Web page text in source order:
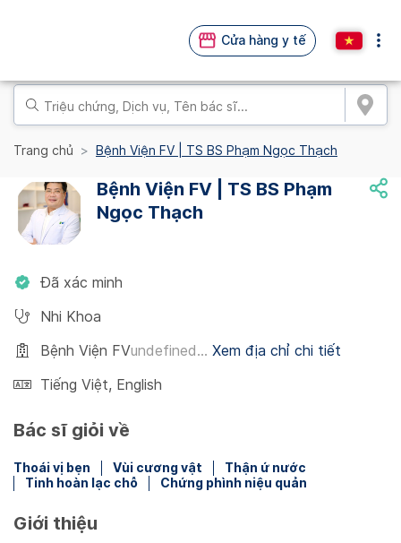
Cửa hàng y tế
Trang chủ Bệnh Viện FV | TS BS Phạm Ngọc Thạch
Bệnh Viện FV | TS BS Phạm
Ngọc Thạch
Đã xác minh
Nhi Khoa
Bệnh Viện FVundefined... Xem địa chỉ chi tiết
Tiếng Việt, English
Bác sĩ giỏi về
Thoái vị bẹn Vùi cương vật
Thận ứ nước
Tinh hoàn lạc chỗ
Chứng phình niệu quản
Giới thiệu